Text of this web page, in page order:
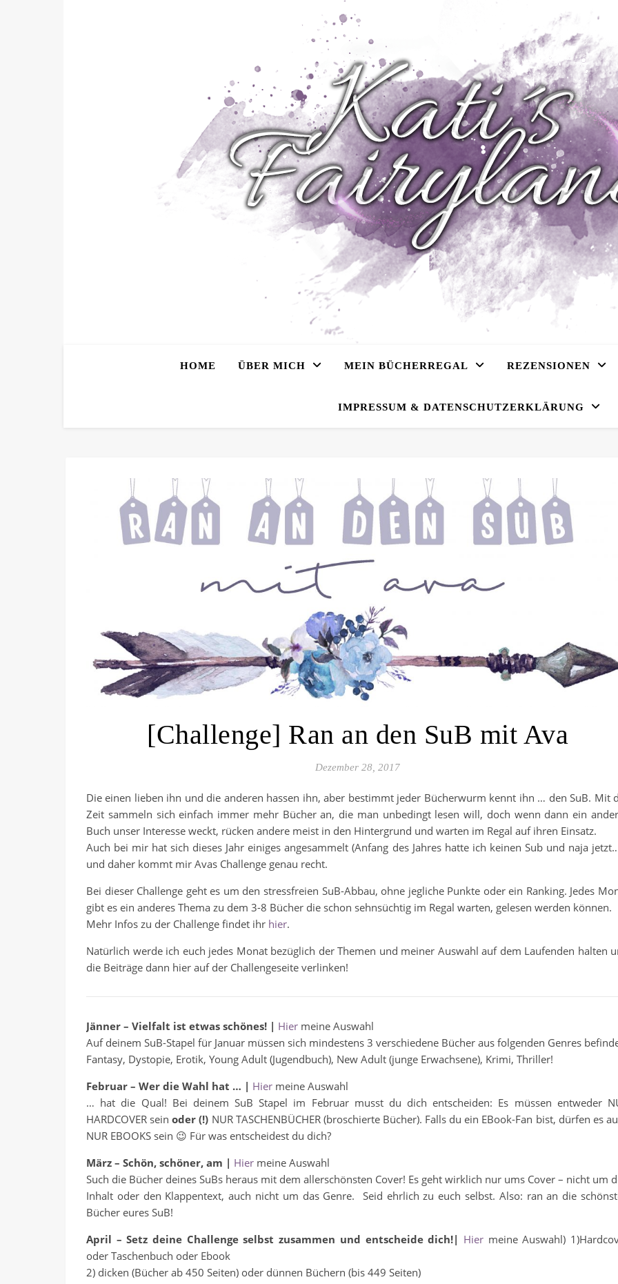
HOME ÜBER MICH MEIN BÜCHERREGAL REZENSIONEN
IMPRESSUM & DATENSCHUTZERKLÄRUNG
[Challenge] Ran an den SuB mit Ava
Dezember 28, 2017
Die einen lieben ihn und die anderen hassen ihn, aber bestimmt jeder Bücherwurm kennt ihn … den SuB. Mit
Zeit sammeln sich einfach immer mehr Bücher an, die man unbedingt lesen will, doch wenn dann ein
Buch unser Interesse weckt, rücken andere meist in den Hintergrund und warten im Regal auf ihren Einsatz.
Auch bei mir hat sich dieses Jahr einiges angesammelt (Anfang des Jahres hatte ich keinen Sub und naja
und daher kommt mir Avas Challenge genau recht.
Bei dieser Challenge geht es um den stressfreien SuB-Abbau, ohne jegliche Punkte oder ein Ranking. Jedes
gibt es ein anderes Thema zu dem 3-8 Bücher die schon sehnsüchtig im Regal warten, gelesen werden können.
Mehr Infos zu der Challenge findet ihr hier.
Natürlich werde ich euch jedes Monat bezüglich der Themen und meiner Auswahl auf dem Laufenden halten
die Beiträge dann hier auf der Challengeseite verlinken!
Jänner – Vielfalt ist etwas schönes! | Hier meine Auswahl
Auf deinem SuB-Stapel für Januar müssen sich mindestens 3 verschiedene Bücher aus folgenden Genres
Fantasy, Dystopie, Erotik, Young Adult (Jugendbuch), New Adult (junge Erwachsene), Krimi, Thriller!
Februar – Wer die Wahl hat … | Hier meine Auswahl
… hat die Qual! Bei deinem SuB Stapel im Februar musst du dich entscheiden: Es müssen entweder
HARDCOVER seinoder (!) NUR TASCHENBÜCHER (broschierte Bücher). Falls du ein EBook-Fan bist, dürfen es
NUR EBOOKS sein 😉 Für was entscheidest du dich?
März – Schön, schöner, am | Hier meine Auswahl
Such die Bücher deines SuBs heraus mit dem allerschönsten Cover! Es geht wirklich nur ums Cover – nicht um
Inhalt oder den Klappentext, auch nicht um das Genre. Seid ehrlich zu euch selbst. Also: ran an die
Bücher eures SuB!
April – Setz deine Challenge selbst zusammen und entscheide dich!| Hiermeine Auswahl)
oder Taschenbuch oder Ebook
2) dicken (Bücher ab 450 Seiten) oder dünnen Büchern (bis 449 Seiten)